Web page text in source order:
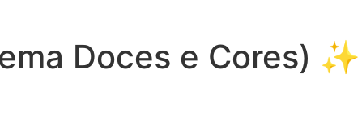
Doces e Cores) ✨